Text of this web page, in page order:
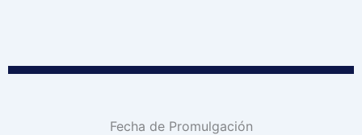
Fecha de Promulgación